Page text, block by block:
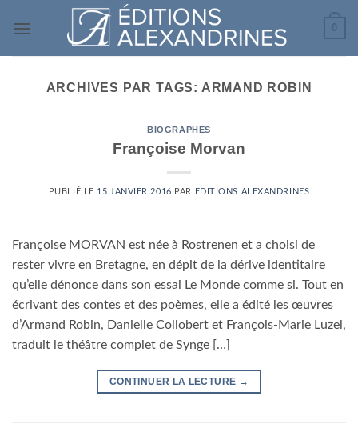
ARCHIVES PAR TAGS: ARMAND ROBIN
BIOGRAPHES
Françoise Morvan
PUBLIÉ LE 15 JANVIER 2016 PAR EDITIONS ALEXANDRINES
Françoise MORVAN est née à Rostrenen et a choisi de
rester vivre en Bretagne, en dépit de la dérive identitaire
qu’elle dénonce dans son essai Le Monde comme si. Tout en
écrivant des contes et des poèmes, elle a édité les œuvres
d’Armand Robin, Danielle Collobert et François-Marie Luzel,
traduit le théâtre complet de Synge […]
CONTINUER LA LECTURE →